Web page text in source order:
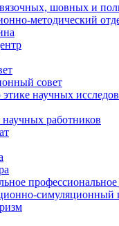
шовных и
методический
совет
научных
научных работников
профессиональное
симуляционный